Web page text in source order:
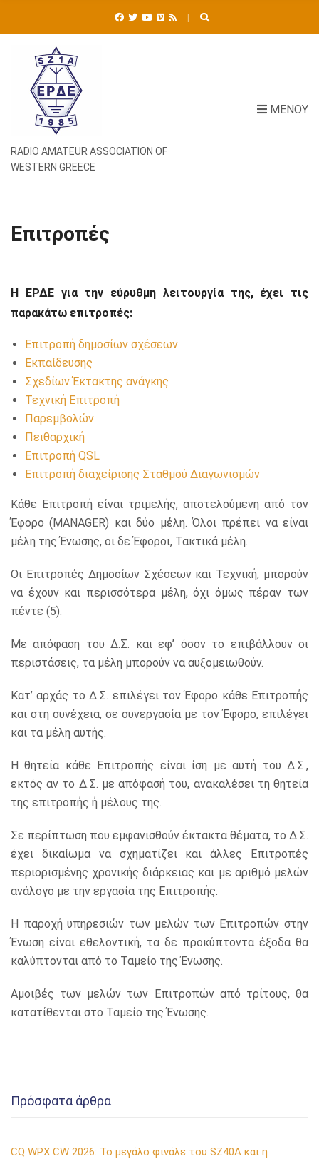
RADIO AMATEUR ASSOCIATION OF
WESTERN GREECE
ΜΕΝΟΎ
Επιτροπές
Η ΕΡΔΕ για την εύρυθμη λειτουργία της, έχει τις
παρακάτω επιτροπές:
Επιτροπή δημοσίων σχέσεων
Εκπαίδευσης
Σχεδίων Έκτακτης ανάγκης
Τεχνική Επιτροπή
Παρεμβολών
Πειθαρχική
Επιτροπή QSL
Επιτροπή διαχείρισης Σταθμού Διαγωνισμών
Κάθε Επιτροπή είναι τριμελής, αποτελούμενη από τον
Έφορο (MANAGER) και δύο μέλη. Όλοι πρέπει να είναι
μέλη της Ένωσης, οι δε Έφοροι, Τακτικά μέλη.
Οι Επιτροπές Δημοσίων Σχέσεων και Τεχνική, μπορούν
να έχουν και περισσότερα μέλη, όχι όμως πέραν των
πέντε (5).
Με απόφαση του Δ.Σ. και εφ’ όσον το επιβάλλουν οι
περιστάσεις, τα μέλη μπορούν να αυξομειωθούν.
Κατ’ αρχάς το Δ.Σ. επιλέγει τον Έφορο κάθε Επιτροπής
και στη συνέχεια, σε συνεργασία με τον Έφορο, επιλέγει
και τα μέλη αυτής.
Η θητεία κάθε Επιτροπής είναι ίση με αυτή του Δ.Σ.,
εκτός αν το Δ.Σ. με απόφασή του, ανακαλέσει τη θητεία
της επιτροπής ή μέλους της.
Σε περίπτωση που εμφανισθούν έκτακτα θέματα, το Δ.Σ.
έχει δικαίωμα να σχηματίζει και άλλες Επιτροπές
περιορισμένης χρονικής διάρκειας και με αριθμό μελών
ανάλογο με την εργασία της Επιτροπής.
Η παροχή υπηρεσιών των μελών των Επιτροπών στην
Ένωση είναι εθελοντική, τα δε προκύπτοντα έξοδα θα
καλύπτονται από το Ταμείο της Ένωσης.
Αμοιβές των μελών των Επιτροπών από τρίτους, θα
κατατίθενται στο Ταμείο της Ένωσης.
Πρόσφατα άρθρα
CQ WPX CW 2026: Το μεγάλο φινάλε του SZ40A και η